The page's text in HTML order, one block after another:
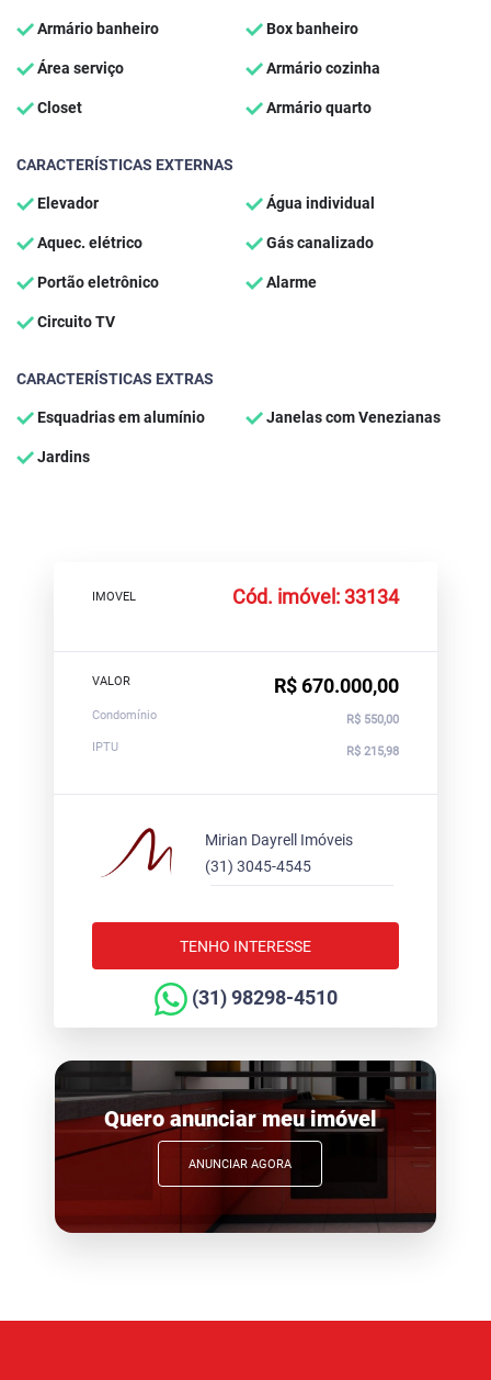
Armário banheiro Box banheiro
Área serviço Armário cozinha
Closet Armário quarto
CARACTERÍSTICAS EXTERNAS
Elevador Água individual
Aquec. elétrico Gás canalizado
Portão eletrônico Alarme
Circuito TV
CARACTERÍSTICAS EXTRAS
Esquadrias em alumínio Janelas com Venezianas
Jardins
IMOVEL Cód. imóvel: 33134
VALOR R$ 670.000,00
Condomínio
R$ 550,00
IPTU
R$ 215,98
Mirian Dayrell Imóveis
(31) 3045-4545
TENHO INTERESSE
(31) 98298-4510
Quero anunciar meu imóvel
ANUNCIAR AGORA